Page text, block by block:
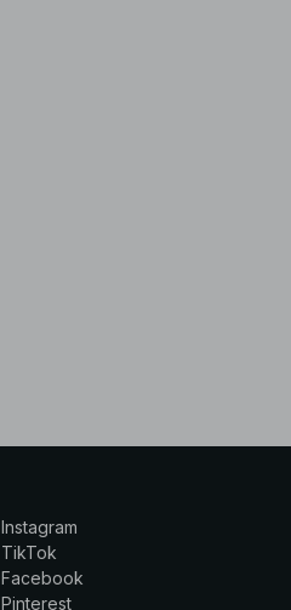
Instagram
TikTok
Facebook
Pinterest